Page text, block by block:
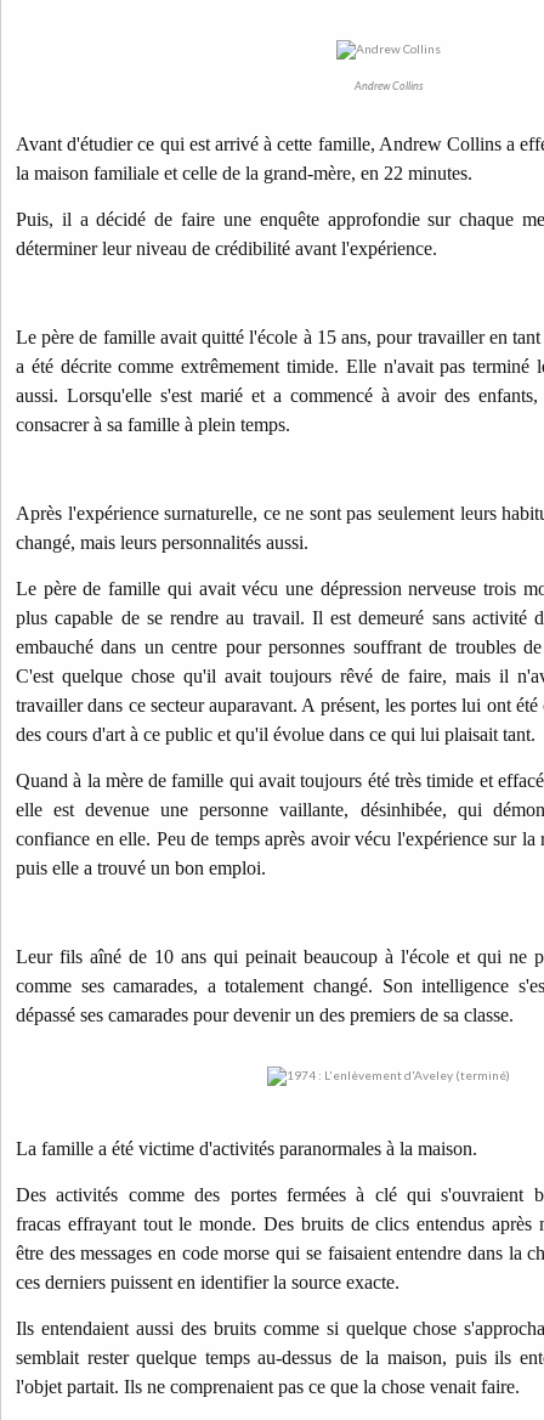
Andrew Collins
Avant d'étudier ce qui est arrivé à cette famille, Andrew Collins a
la maison familiale et celle de la grand-mère, en 22 minutes.
Puis, il a décidé de faire une enquête approfondie sur chaque
déterminer leur niveau de crédibilité avant l'expérience.
Le père de famille avait quitté l'école à 15 ans, pour travailler en
a été décrite comme extrêmement timide. Elle n'avait pas terminé
aussi. Lorsqu'elle s'est marié et a commencé à avoir des
consacrer à sa famille à plein temps.
Après l'expérience surnaturelle, ce ne sont pas seulement leurs
changé, mais leurs personnalités aussi.
Le père de famille qui avait vécu une dépression nerveuse trois
plus capable de se rendre au travail. Il est demeuré sans activité
embauché dans un centre pour personnes souffrant de troubles
C'est quelque chose qu'il avait toujours rêvé de faire, mais il
travailler dans ce secteur auparavant. A présent, les portes lui ont
des cours d'art à ce public et qu'il évolue dans ce qui lui plaisait tant.
Quand à la mère defamille qui avait toujours été très timide et
elle est devenue une personne vaillante, désinhibée, qui
confiance en elle. Peu de temps après avoir vécu l'expérience sur la
puis elle a trouvé un bon emploi.
Leur fils aîné de 10 ans qui peinait beaucoup à l'école et qui ne
comme ses camarades, a totalement changé. Son intelligence
dépassé ses camarades pour devenir un des premiers de sa classe.
La famille a été victime d'activités paranormales à la maison.
Des activités comme des portes fermées à clé qui s'ouvraient
fracas effrayant tout le monde. Des bruits de clics entendus après
être des messages en code morse qui se faisaient entendre dans la
ces derniers puissent en identifier la source exacte.
Ils entendaient aussi des bruits comme si quelque chose
semblait rester quelque temps au-dessus de la maison, puis ils
l'objet partait. Ils ne comprenaient pas ce que la chose venait faire.